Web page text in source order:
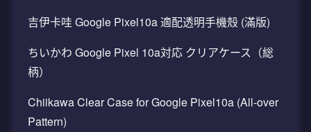
吉伊卡哇 Google Pixel10a 適配透明手機殼 (滿版)
ちいかわ Google Pixel 10a対応 クリアケース（総
柄）
Chiikawa Clear Case for Google Pixel10a (All-over
Pattern)